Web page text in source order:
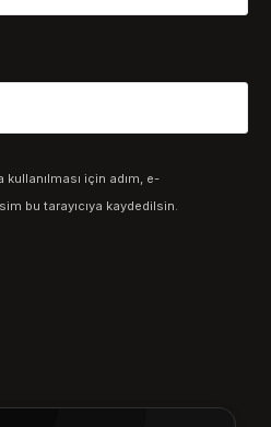
için adım, e-
bu tarayıcıya kaydedilsin.